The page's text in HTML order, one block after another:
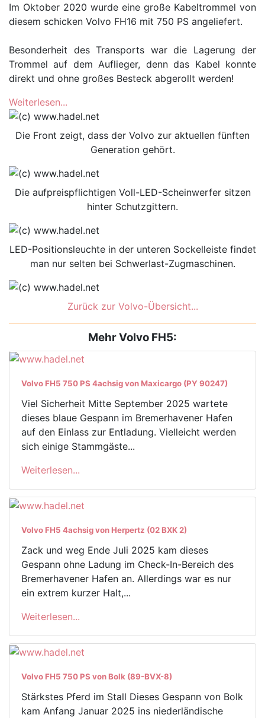
Im Oktober 2020 wurde eine große Kabeltrommel von
diesem schicken Volvo FH16 mit 750 PS angeliefert.
Besonderheit des Transports war die Lagerung der
Trommel auf dem Auflieger, denn das Kabel konnte
direkt und ohne großes Besteck abgerollt werden!
Weiterlesen...
Die Front zeigt, dass der Volvo zur aktuellen fünften
Generation gehört.
Die aufpreispflichtigen Voll-LED-Scheinwerfer sitzen
hinter Schutzgittern.
LED-Positionsleuchte in der unteren Sockelleiste findet
man nur selten bei Schwerlast-Zugmaschinen.
Zurück zur Volvo-Übersicht...
Mehr Volvo FH5:
Volvo FH5 750 PS 4achsig von Maxicargo (PY 90247)
Viel Sicherheit Mitte September 2025 wartete
dieses blaue Gespann im Bremerhavener Hafen
auf den Einlass zur Entladung. Vielleicht werden
sich einige Stammgäste...
Weiterlesen...
Volvo FH5 4achsig von Herpertz (02 BXK 2)
Zack und weg Ende Juli 2025 kam dieses
Gespann ohne Ladung im Check-In-Bereich des
Bremerhavener Hafen an. Allerdings war es nur
ein extrem kurzer Halt,...
Weiterlesen...
Volvo FH5 750 PS von Bolk (89-BVX-8)
Stärkstes Pferd im Stall Dieses Gespann von Bolk
kam Anfang Januar 2025 ins niederländische